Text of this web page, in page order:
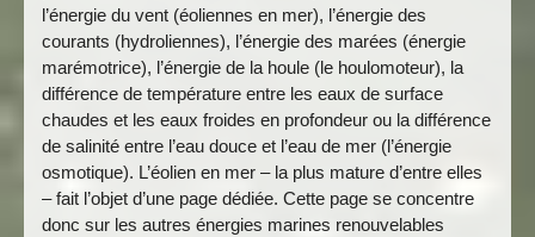
l’énergie du vent (éoliennes en mer), l’énergie des
courants (hydroliennes), l’énergie des marées (énergie
marémotrice), l’énergie de la houle (le houlomoteur), la
différence de température entre les eaux de surface
chaudes et les eaux froides en profondeur ou la différence
de salinité entre l’eau douce et l’eau de mer (l’énergie
osmotique). L’éolien en mer – la plus mature d’entre elles
– fait l’objet d’une page dédiée. Cette page se concentre
donc sur les autres énergies marines renouvelables